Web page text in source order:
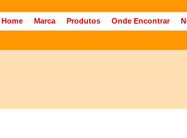
Home Marca Produtos Onde Encontrar